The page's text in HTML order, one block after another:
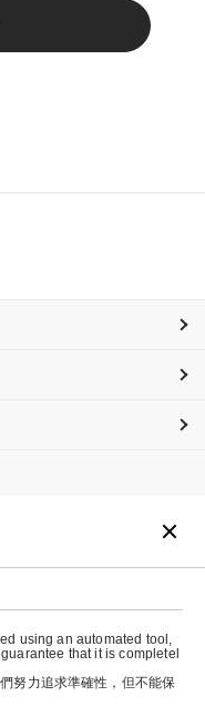
using an automated tool,
that it is completel
努力追求準確性，但不能保